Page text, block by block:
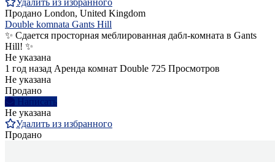
Удалить из избранного
Продано London, United Kingdom
Double komnata Gants Hill
✨ Сдается просторная меблированная дабл-комната в Gants
Hill! ✨
Не указана
1 год назад Аренда комнат Double 725 Просмотров
Не указана
Продано
Написать
Не указана
Удалить из избранного
Продано